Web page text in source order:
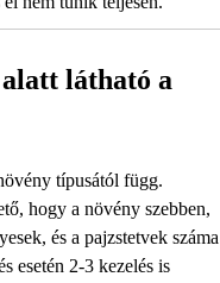
látható a
típusától függ.
hogy a növény szebben,
és a pajzstetvek száma
esetén 2-3 kezelés is